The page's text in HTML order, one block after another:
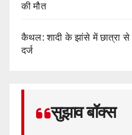
की मौत
कैथल: शादी के झांसे में छात्रा
दर्ज
सुझाव बॉक्स